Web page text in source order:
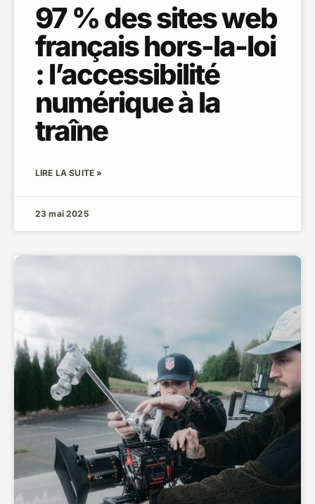
97 % des sites web
français hors-la-loi
: l’accessibilité
numérique à la
traîne
LIRE LA SUITE »
23 mai 2025